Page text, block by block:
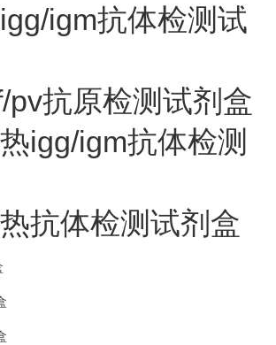
igm抗体检测试
pv抗原检测试剂盒
igg/igm抗体检测
抗体检测试剂盒